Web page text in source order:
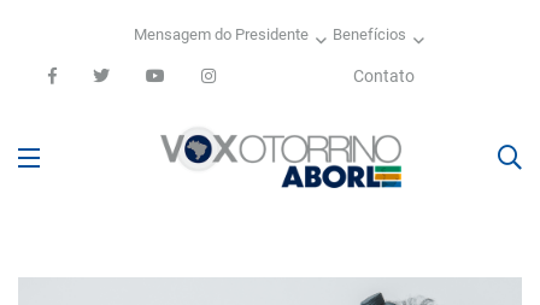
Mensagem do Presidente Benefícios
Contato